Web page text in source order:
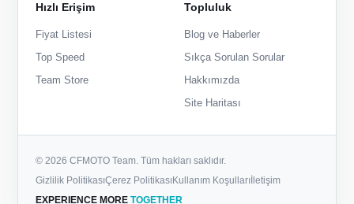
Hızlı Erişim
Fiyat Listesi
Top Speed
Team Store
Topluluk
Blog ve Haberler
Sıkça Sorulan Sorular
Hakkımızda
Site Haritası
© 2026 CFMOTO Team. Tüm hakları saklıdır.
Gizlilik PolitikasıÇerez PolitikasıKullanım Koşulları İletişim
EXPERIENCE MORE TOGETHER